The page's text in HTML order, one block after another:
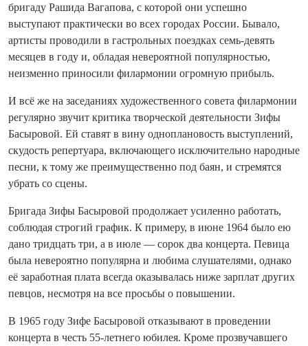
бригаду Рашида Вагапова, с которой они успешно
выступают практически во всех городах России. Бывало,
артисты проводили в гастрольных поездках семь-девять
месяцев в году и, обладая невероятной популярностью,
неизменно приносили филармонии огромную прибыль.
И всё же на заседаниях художественного совета филармонии
регулярно звучит критика творческой деятельности Зифы
Басыровой. Ей ставят в вину одноплановость выступлений,
скудость репертуара, включающего исключительно народные
песни, к тому же преимущественно под баян, и стремятся
убрать со сцены.
Бригада Зифы Басыровой продолжает усиленно работать,
соблюдая строгий график. К примеру, в июне 1964 было ею
дано тридцать три, а в июле — сорок два концерта. Певица
была невероятно популярна и любима слушателями, однако
её заработная плата всегда оказывалась ниже зарплат других
певцов, несмотря на все просьбы о повышении.
В 1965 году Зифе Басыровой отказывают в проведении
концерта в честь 55-летнего юбилея. Кроме прозвучавшего